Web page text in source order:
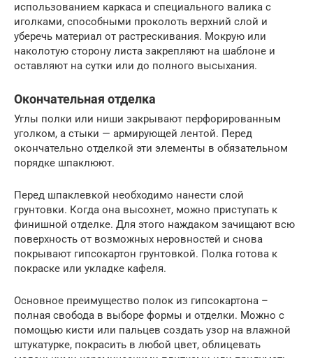
использованием каркаса и специального валика с
иголками, способными проколоть верхний слой и
уберечь материал от растрескивания. Мокрую или
наколотую сторону листа закрепляют на шаблоне и
оставляют на сутки или до полного высыхания.
Окончательная отделка
Углы полки или ниши закрывают перфорированным
уголком, а стыки — армирующей лентой. Перед
окончательно отделкой эти элементы в обязательном
порядке шпаклюют.
Перед шпаклевкой необходимо нанести слой
грунтовки. Когда она высохнет, можно приступать к
финишной отделке. Для этого наждаком зачищают всю
поверхность от возможных неровностей и снова
покрывают гипсокартон грунтовкой. Полка готова к
покраске или укладке кафеля.
Основное преимущество полок из гипсокартона –
полная свобода в выборе формы и отделки. Можно с
помощью кисти или пальцев создать узор на влажной
штукатурке, покрасить в любой цвет, облицевать